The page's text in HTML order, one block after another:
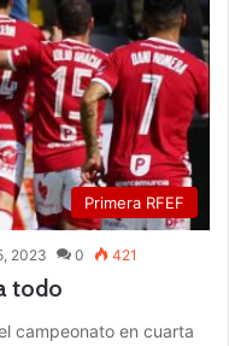
Primera RFEF
2023 0 421
todo
campeonato en cuarta